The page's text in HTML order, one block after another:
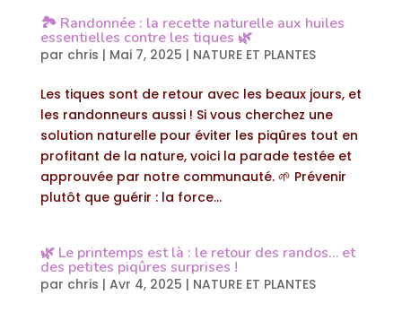
🏞️ Randonnée : la recette naturelle aux huiles
essentielles contre les tiques 🌿
par chris | Mai 7, 2025 | NATURE ET PLANTES
Les tiques sont de retour avec les beaux jours, et
les randonneurs aussi ! Si vous cherchez une
solution naturelle pour éviter les piqûres tout en
profitant de la nature, voici la parade testée et
approuvée par notre communauté. 🌱 Prévenir
plutôt que guérir : la force...
🌿 Le printemps est là : le retour des randos… et
des petites piqûres surprises !
par chris | Avr 4, 2025 | NATURE ET PLANTES